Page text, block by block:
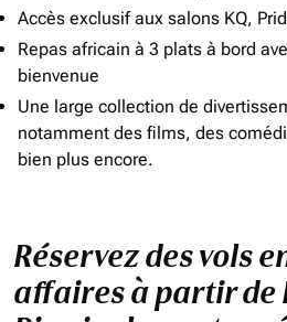
Accès exclusif aux salons KQ,
Repas africain à 3 plats à bord
bienvenue
Une large collection de
notamment des films, des
bien plus encore.
Réservez des vols
affaires à partir de